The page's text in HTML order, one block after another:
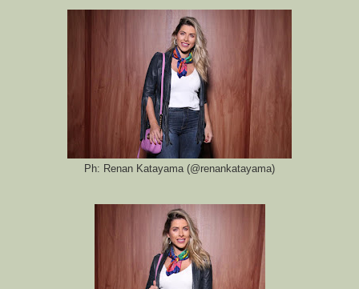
Ph: Renan Katayama (@renankatayama)